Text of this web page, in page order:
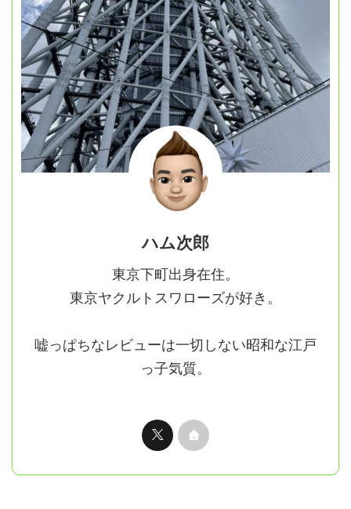
ハム次郎
東京下町出身在住。
東京ヤクルトスワローズが好き。
嘘っぱちなレビューは一切しない昭和な江戸
っ子気質。